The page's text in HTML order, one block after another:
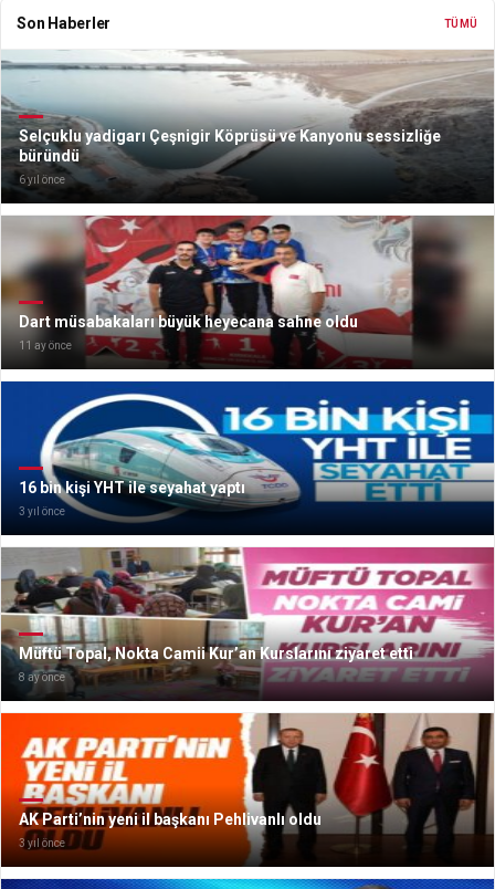
Son Haberler TÜMÜ
Selçuklu yadigarı Çeşnigir Köprüsü ve Kanyonu sessizliğe
büründü
6 yıl önce
Dart müsabakaları büyük heyecana sahne oldu
11 ay önce
16 bin kişi YHT ile seyahat yaptı
3 yıl önce
Müftü Topal, Nokta Camii Kur’an Kurslarını ziyaret etti
8 ay önce
AK Parti’nin yeni il başkanı Pehlivanlı oldu
3 yıl önce